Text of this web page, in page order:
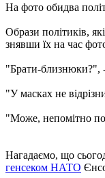
На фото обидва
Образи політиків,
знявши їх на час
"Брати-близнюки?", -
"У масках не
"Може, непомітно
Нагадаємо, що
генсеком НАТО